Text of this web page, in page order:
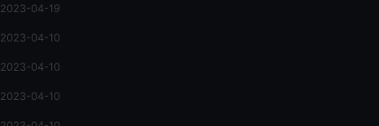
2023-04-19
2023-04-10
2023-04-10
2023-04-10